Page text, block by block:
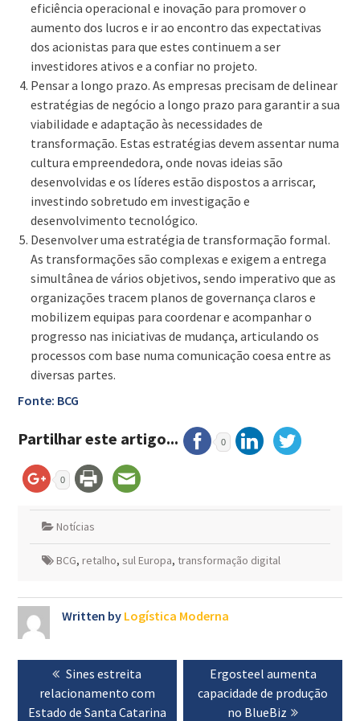
eficiência operacional e inovação para promover o
aumento dos lucros e ir ao encontro das expectativas
dos acionistas para que estes continuem a ser
investidores ativos e a confiar no projeto.
Pensar a longo prazo. As empresas precisam de delinear
estratégias de negócio a longo prazo para garantir a sua
viabilidade e adaptação às necessidades de
transformação. Estas estratégias devem assentar numa
cultura empreendedora, onde novas ideias são
desenvolvidas e os líderes estão dispostos a arriscar,
investindo sobretudo em investigação e
desenvolvimento tecnológico.
Desenvolver uma estratégia de transformação formal.
As transformações são complexas e exigem a entrega
simultânea de vários objetivos, sendo imperativo que as
organizações tracem planos de governança claros e
mobilizem equipas para coordenar e acompanhar o
progresso nas iniciativas de mudança, articulando os
processos com base numa comunicação coesa entre as
diversas partes.
Fonte: BCG
Partilhar este artigo... 0
0
Notícias
BCG, retalho, sul Europa, transformação digital
Written by Logística Moderna
Navegação
artigos
Previous
post:
Sines estreita
relacionamento com
Estado de Santa Catarina
Next
post:
Ergosteel aumenta
capacidade de produção
no BlueBiz